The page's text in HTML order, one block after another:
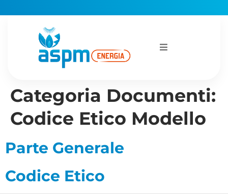
Categoria Documenti:
Codice Etico Modello
Parte Generale
Codice Etico